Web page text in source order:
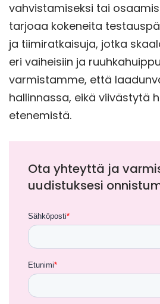
vahvistamiseksi tai
tarjoaa kokeneita
ja tiimiratkaisuja, jotka
eri vaiheisiin ja
varmistamme, että
hallinnassa, eikä viivästytä
etenemistä.
Ota yhteyttä ja
uudistuksesi